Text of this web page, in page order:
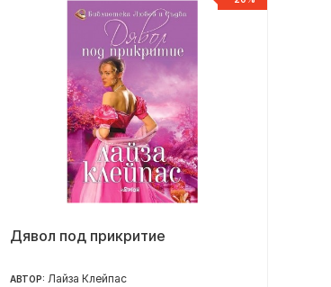
Дявол под прикритие
АВТОР: Лайза Клейпас